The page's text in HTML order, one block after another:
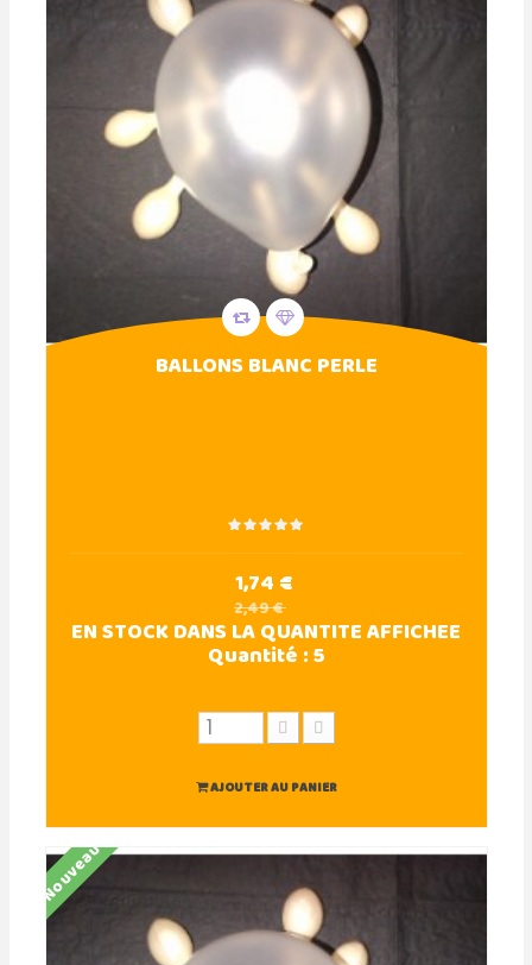
BALLONS BLANC PERLE
1,74 €
2,49 €
EN STOCK DANS LA QUANTITE AFFICHEE
Quantité :5
AJOUTER AU PANIER
Nouveau